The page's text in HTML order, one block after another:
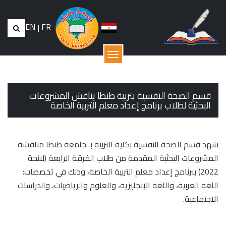
EN | FR
القائمة
قسم الصحة النفسية بتربية طنطا يناقش المشروعات
البحثية لطلاب برنامج إعداد معلم التربية الخاصة
شهد قسم الصحة النفسية بكلية التربية بـ جامعة طنطا مناقشة
المشروعات البحثية المقدمة من طلاب الفرقة الرابعة (لائحة
2022) ببرنامج إعداد معلم التربية الخاصة، وذلك في تخصصات:
اللغة العربية، واللغة الإنجليزية، والعلوم والرياضيات، والدراسات
الاجتماعية.